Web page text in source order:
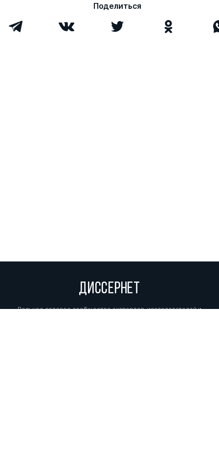
Поделиться
ДИССЕРНЕТ
Вольное сетевое сообщество экспертов, исследователей и